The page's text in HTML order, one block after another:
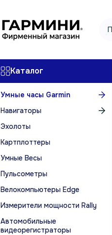
Каталог
Умные часы Garmin
Навигаторы
Эхолоты
Картплоттеры
Умные Весы
Пульсометры
Велокомпьютеры Edge
Измерители мощности Rally
Автомобильные
видеорегистраторы